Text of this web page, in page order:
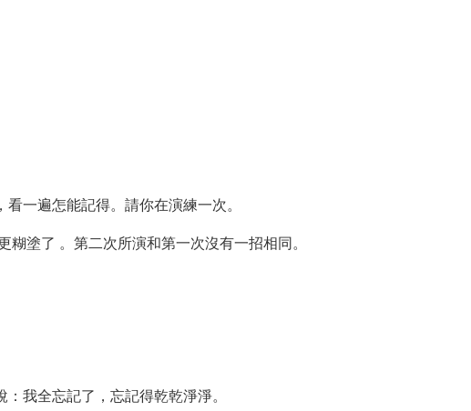
一遍怎能記得。請你在演練一次。
塗了 。第二次所演和第一次沒有一招相同。
我全忘記了，忘記得乾乾淨淨。